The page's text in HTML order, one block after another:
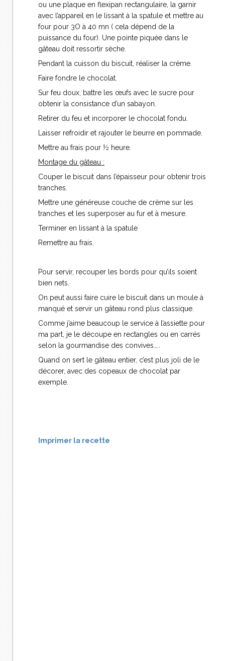
ou une plaque en flexipan rectangulaire, la garnir
avec l’appareil en le lissant à la spatule et mettre au
four pour 3O à 40 mn ( cela dépend de la
puissance du four). Une pointe piquée dans le
gâteau doit ressortir sèche.
Pendant la cuisson du biscuit, réaliser la crème.
Faire fondre le chocolat.
Sur feu doux, battre les œufs avec le sucre pour
obtenir la consistance d’un sabayon.
Retirer du feu et incorporer le chocolat fondu.
Laisser refroidir et rajouter le beurre en pommade.
Mettre au frais pour ½ heure.
Montage du gâteau :
Couper le biscuit dans l’épaisseur pour obtenir trois
tranches.
Mettre une généreuse couche de crème sur les
tranches et les superposer au fur et à mesure.
Terminer en lissant à la spatule
Remettre au frais.
Pour servir, recouper les bords pour qu’ils soient
bien nets.
On peut aussi faire cuire le biscuit dans un moule à
manqué et servir un gâteau rond plus classique.
Comme j’aime beaucoup le service à l’assiette pour
ma part, je le découpe en rectangles ou en carrés
selon la gourmandise des convives…..
Quand on sert le gâteau entier, c’est plus joli de le
décorer, avec des copeaux de chocolat par
exemple.
Imprimer la recette